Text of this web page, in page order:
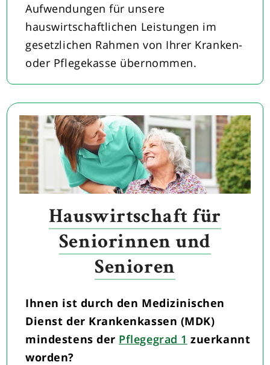
Aufwendungen für unsere
hauswirtschaftlichen Leistungen im
gesetzlichen Rahmen von Ihrer Kranken-
oder Pflegekasse übernommen.
Hauswirtschaft für
Seniorinnen und
Senioren
Ihnen ist durch den Medizinischen
Dienst der Krankenkassen (MDK)
mindestens der Pflegegrad 1 zuerkannt
worden?